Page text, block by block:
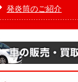
発炎筒のご紹介